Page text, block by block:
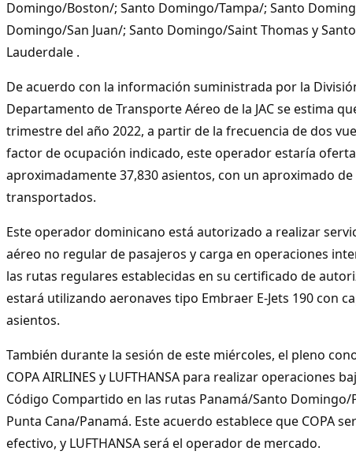
Domingo/Boston/; Santo Domingo/Tampa/; Santo
Domingo/San Juan/; Santo Domingo/Saint Thomas y
Lauderdale .
De acuerdo con la información suministrada por la
Departamento de Transporte Aéreo de la JAC se estima
trimestre del año 2022, a partir de la frecuencia de dos
factor de ocupación indicado, este operador estaría
aproximadamente 37,830 asientos, con un aproximado de
transportados.
Este operador dominicano está autorizado a realizar
aéreo no regular de pasajeros y carga en operaciones
las rutas regulares establecidas en su certificado de
estará utilizando aeronaves tipo Embraer E-Jets 190 con
asientos.
También durante la sesión de este miércoles, el pleno
COPA AIRLINES y LUFTHANSA para realizar operaciones
Código Compartido en las rutas Panamá/Santo Domingo/
Punta Cana/Panamá. Este acuerdo establece que COPA
efectivo, y LUFTHANSA será el operador de mercado.